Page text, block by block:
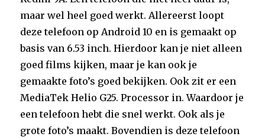
maar wel heel goed werkt. Allereerst loopt
deze telefoon op Android 10 en is gemaakt op
basis van 6.53 inch. Hierdoor kan je niet alleen
goed films kijken, maar je kan ook je
gemaakte foto’s goed bekijken. Ook zit er een
MediaTek Helio G25. Processor in. Waardoor je
een telefoon hebt die snel werkt. Ook als je
grote foto’s maakt. Bovendien is deze telefoon